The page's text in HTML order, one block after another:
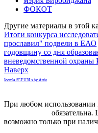
ФОКОТ
Другие материалы в этой
Итоги конкурса
прославил" подвели в ЕАО
годовщину со дня
вневедомственной охраны
Наверх
Joomla SEF URLs by Artio
При любом использовании
возможно только при